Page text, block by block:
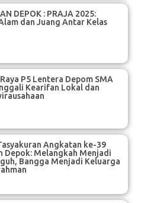
DEPOK : PRAJA 2025:
dan Juang Antar Kelas
P5 Lentera Depom SMA
Kearifan Lokal dan
Angkatan ke-39
Depok: Melangkah Menjadi
Bangga Menjadi Keluarga